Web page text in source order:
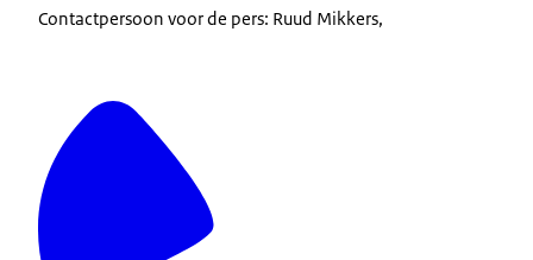
Contactpersoon voor de pers: Ruud Mikkers,